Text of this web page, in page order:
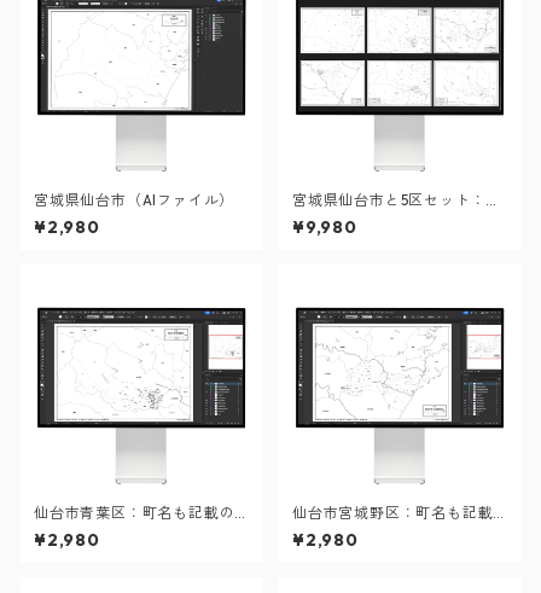
宮城県仙台市（AIファイル）
¥2,980
宮城県仙台市と5区セット：町
名も記載の地図データ（PD
F・Aiファイル）
¥9,980
仙台市青葉区：町名も記載の
地図データ（PDF・Aiファイ
ル）
¥2,980
仙台市宮城野区：町名も記載
の地図データ（PDF・Aiファ
イル）
¥2,980